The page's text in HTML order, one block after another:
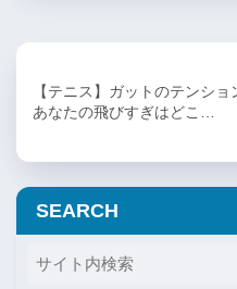
【テニス】ガットのテンショ
あなたの飛びすぎはどこ…
SEARCH